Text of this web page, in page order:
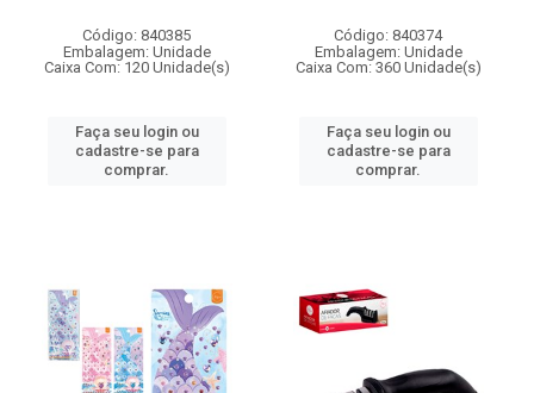
Código: 840385
Embalagem: Unidade
Caixa Com: 120 Unidade(s)
Faça seu login ou
cadastre-se para
comprar.
Código: 840374
Embalagem: Unidade
Caixa Com: 360 Unidade(s)
Faça seu login ou
cadastre-se para
comprar.